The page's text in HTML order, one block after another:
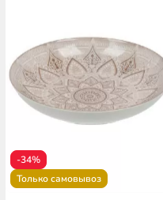
-34%
Только самовывоз